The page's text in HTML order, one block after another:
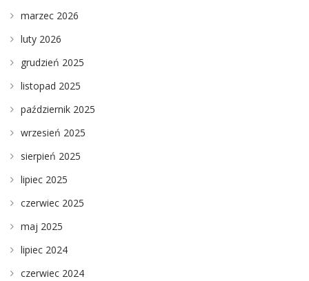
marzec 2026
luty 2026
grudzień 2025
listopad 2025
październik 2025
wrzesień 2025
sierpień 2025
lipiec 2025
czerwiec 2025
maj 2025
lipiec 2024
czerwiec 2024